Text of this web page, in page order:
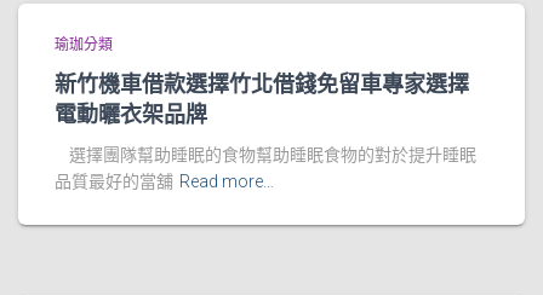
瑜珈分類
新竹機車借款選擇竹北借錢免留車專家選擇
電動曬衣架品牌
選擇團隊幫助睡眠的食物幫助睡眠食物的對於提升睡眠
品質最好的當舖 Read more…